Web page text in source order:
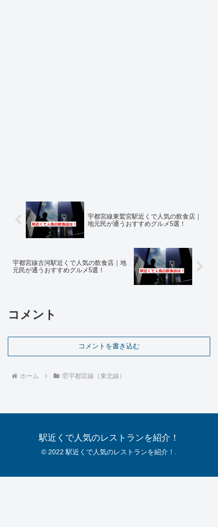
宇都宮線東鷲宮駅近くで人気の飲食店｜
地元民が通うおすすめグルメ5選！
宇都宮線古河駅近くで人気の飲食店｜地
元民が通うおすすめグルメ5選！
コメント
コメントを書き込む
ホーム ⑰宇都宮線（東北線）
駅近くで人気のレストランを紹介！
© 2022 駅近くで人気のレストランを紹介！.